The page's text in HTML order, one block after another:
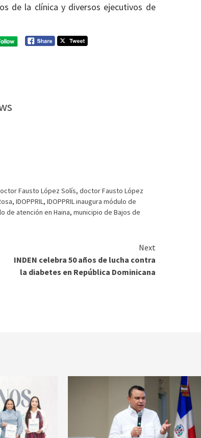
de la clínica y diversos ejecutivos de
Fausto López Solís,doctor Fausto López
,IDOPPRIL ,IDOPPRIL inaugura módulo de
de atención en Haina,municipio de Bajos de
Next
INDEN celebra 50 años de lucha contra
la diabetes en República Dominicana